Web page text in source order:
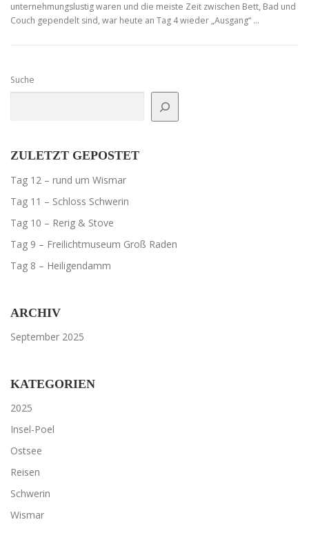
unternehmungslustig waren und die meiste Zeit zwischen Bett, Bad und
Couch gependelt sind, war heute an Tag 4 wieder „Ausgang“ …
Suche
ZULETZT GEPOSTET
Tag 12 – rund um Wismar
Tag 11 – Schloss Schwerin
Tag 10 – Rerig & Stove
Tag 9 – Freilichtmuseum Groß Raden
Tag 8 – Heiligendamm
ARCHIV
September 2025
KATEGORIEN
2025
Insel-Poel
Ostsee
Reisen
Schwerin
Wismar